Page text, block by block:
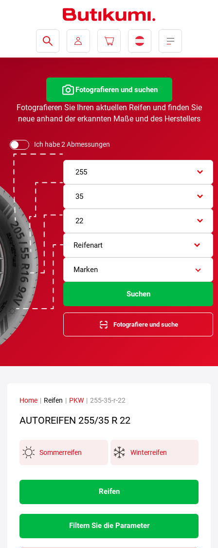
Fotografieren und suchen
Fotografieren Sie Ihren aktuellen Reifen und finden Sie
neue anhand der erkannten Maße und des Herstellers
Ich habe 2 Abmessungen
255
35
22
Reifenart
Marken
Suchen
Fotografiere und suche
Home | Reifen | PKW | 255-35-r-22
AUTOREIFEN 255/35 R 22
Sommerreifen Winterreifen
Reifen
Filtern Sie die Parameter